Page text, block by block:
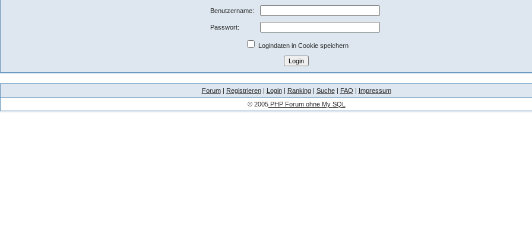
Benutzername:
Passwort:
Logindaten in Cookie speichern
Forum| Registrieren| Login| Ranking| Suche| FAQ | Impressum
© 2005PHP Forum ohne My SQL